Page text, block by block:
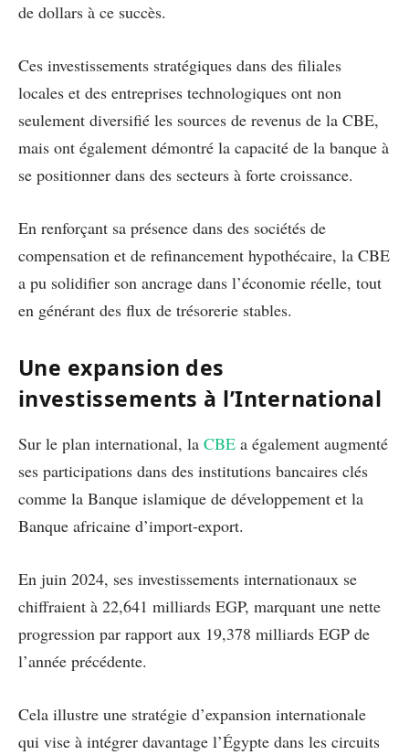
de dollars à ce succès.
Ces investissements stratégiques dans des filiales
locales et des entreprises technologiques ont non
seulement diversifié les sources de revenus de la CBE,
mais ont également démontré la capacité de la banque à
se positionner dans des secteurs à forte croissance.
En renforçant sa présence dans des sociétés de
compensation et de refinancement hypothécaire, la CBE
a pu solidifier son ancrage dans l’économie réelle, tout
en générant des flux de trésorerie stables.
Une expansion des
investissements à l’International
Sur le plan international, la CBE a également augmenté
ses participations dans des institutions bancaires clés
comme la Banque islamique de développement et la
Banque africaine d’import-export.
En juin 2024, ses investissements internationaux se
chiffraient à 22,641 milliards EGP, marquant une nette
progression par rapport aux 19,378 milliards EGP de
l’année précédente.
Cela illustre une stratégie d’expansion internationale
qui vise à intégrer davantage l’Égypte dans les circuits